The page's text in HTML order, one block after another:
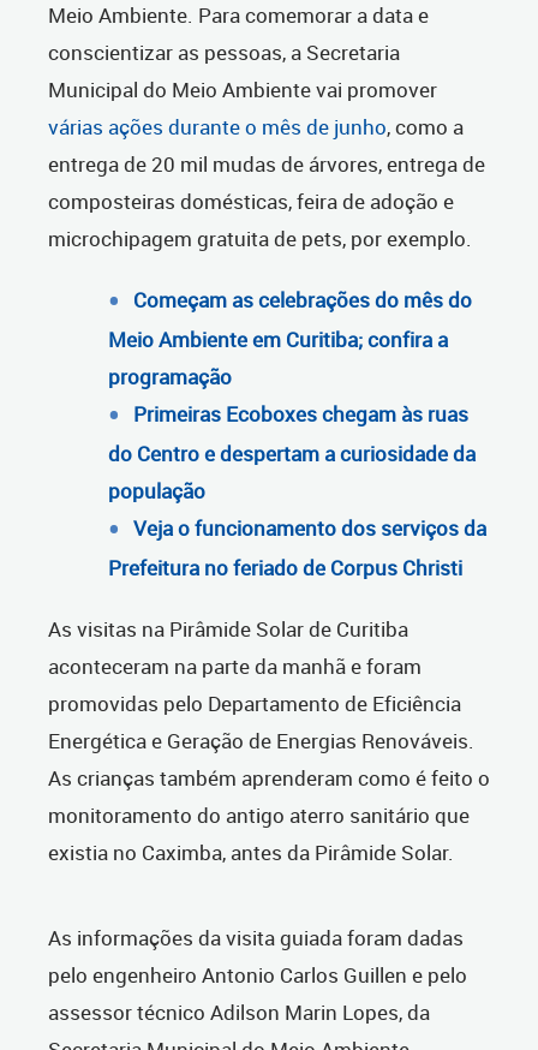
Meio Ambiente. Para comemorar a data e
conscientizar as pessoas, a Secretaria
Municipal do Meio Ambiente vai promover
várias ações durante o mês de junho, como a
entrega de 20 mil mudas de árvores, entrega de
composteiras domésticas, feira de adoção e
microchipagem gratuita de pets, por exemplo.
Começam as celebrações do mês do
Meio Ambiente em Curitiba; confira a
programação
Primeiras Ecoboxes chegam às ruas
do Centro e despertam a curiosidade da
população
Veja o funcionamento dos serviços da
Prefeitura no feriado de Corpus Christi
As visitas na Pirâmide Solar de Curitiba
aconteceram na parte da manhã e foram
promovidas pelo Departamento de Eficiência
Energética e Geração de Energias Renováveis.
As crianças também aprenderam como é feito o
monitoramento do antigo aterro sanitário que
existia no Caximba, antes da Pirâmide Solar.
As informações da visita guiada foram dadas
pelo engenheiro Antonio Carlos Guillen e pelo
assessor técnico Adilson Marin Lopes, da